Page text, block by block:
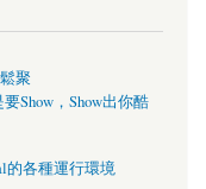
聚
Show，Show出你酷
的各種運行環境